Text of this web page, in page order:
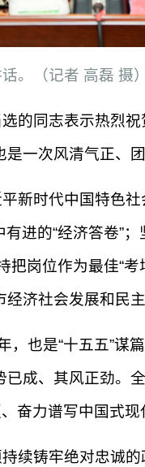
。（记者 高磊 摄）
的同志表示热烈
一次风清气正、团
新时代中国特色
进的“经济答卷”
把岗位作为最佳“
济社会发展和民主
，也是“十五五”
成、其风正劲。
奋力谱写中国式
续铸牢绝对忠诚